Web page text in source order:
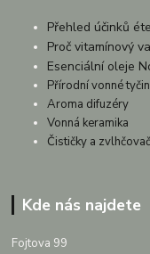
Přehled účinků
Proč vitamínový
Esenciální oleje
Přírodní vonné
Aroma difuzéry
Vonná keramika
Čističky a
Kde nás najdete
Fojtova 99